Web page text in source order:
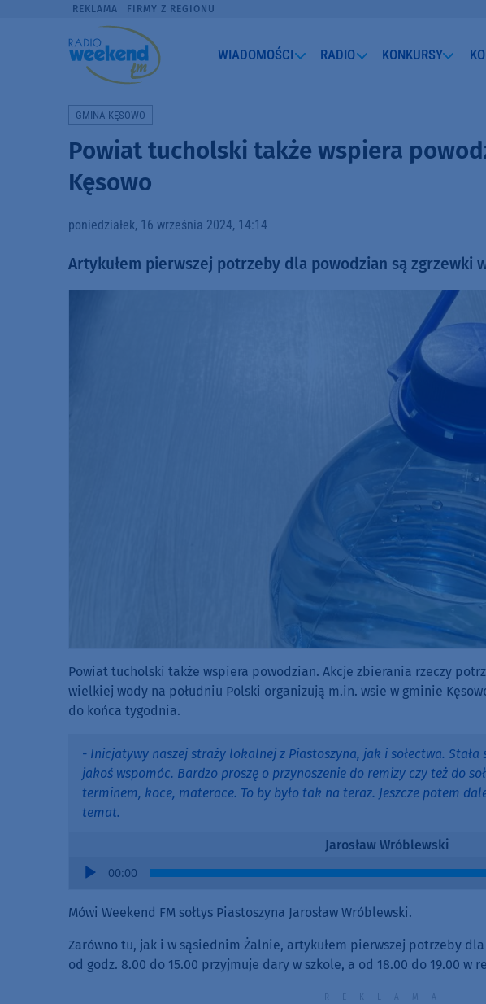
REKLAMA FIRMY Z REGIONU
WIADOMOŚCI RADIO KONKURSY
GMINA KĘSOWO
Powiat tucholski także wspiera
Kęsowo
poniedziałek, 16 września 2024, 14:14
Artykułem pierwszej potrzeby dla powodzian są zgrzewki
Powiat tucholski także wspiera powodzian. Akcje zbierania rzeczy
wielkiej wody na południu Polski organizują m.in. wsie w gminie
do końca tygodnia.
- Inicjatywy naszej straży lokalnej z Piastoszyna, jak i sołectwa.
jakoś wspomóc. Bardzo proszę o przynoszenie do remizy czy też do
terminem, koce, materace. To by było tak na teraz. Jeszcze potem
temat.
Jarosław Wróblewski
Audio
00:00
Mówi Weekend FM sołtys Piastoszyna Jarosław Wróblewski.
Zarówno tu, jak i w sąsiednim Żalnie, artykułem pierwszej potrzeby
od godz. 8.00 do 15.00 przyjmuje dary w szkole, a od 18.00 do 19.00 w